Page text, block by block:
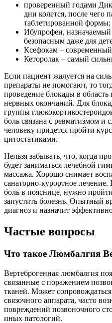
проверенный годами
дни колется, после чего
таблетированной формы;
Ибупрофен,
безопасным даже для
Ксефокам –
Кеторолак – самый
Если пациент жалуется на
препараты не помогают, то
проведение блокады в область
нервных окончаний. Для
группы
боль связана с ревматизмом и
человеку придется пройти
цитостатиками.
Нельзя забывать, что, когда
будет заниматься лечебной
массажа. Хорошо снимает
санаторно-курортное
боль в пояснице, нужно
запустить болезнь. Опытный
диагноз и назначит
Частые вопросы
Что такое Люмбалгия
Вертеброгенная люмбалгия
связанные с поражением
тканей. Может
связочного аппарата, часто
повреждений позвоночного
иных патологий.